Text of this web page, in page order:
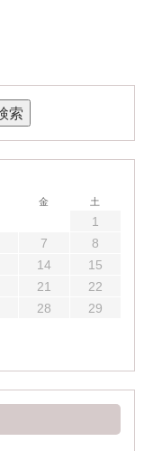
金 土
1
7
8
14
15
21
22
28
29